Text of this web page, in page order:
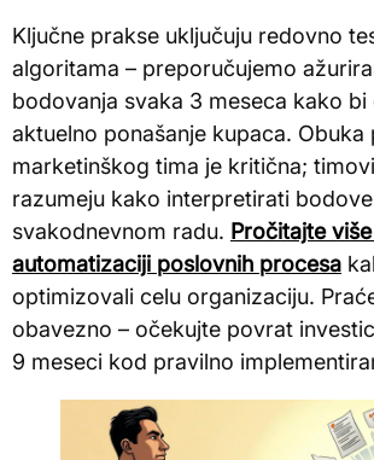
Ključne prakse uključuju redovno
algoritama – preporučujemo
bodovanja svaka 3 meseca kako
aktuelno ponašanje kupaca. Obuka
marketinškog tima je kritična;
razumeju kako interpretirati
svakodnevnom radu. Pročitajte
automatizaciji poslovnih procesa
optimizovali celu organizaciju.
obavezno – očekujte povrat
9 meseci kod pravilno